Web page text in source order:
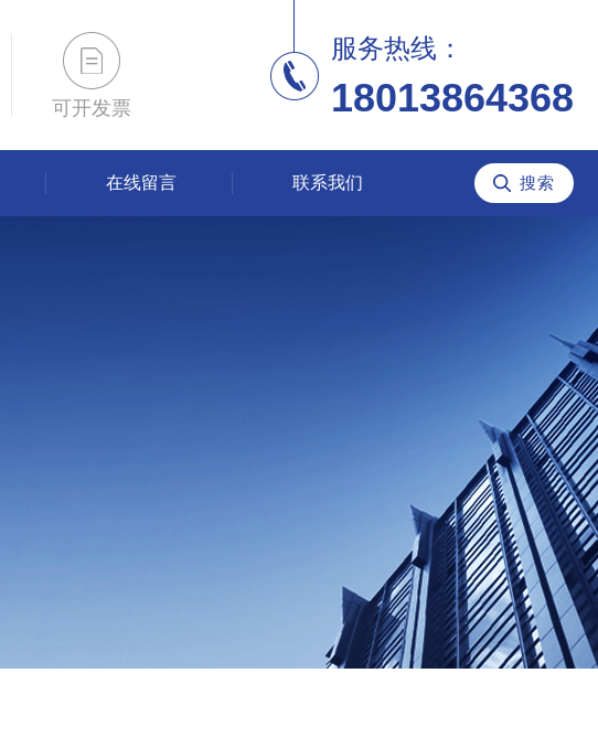
可开发票
服务热线：
18013864368
在线留言 联系我们